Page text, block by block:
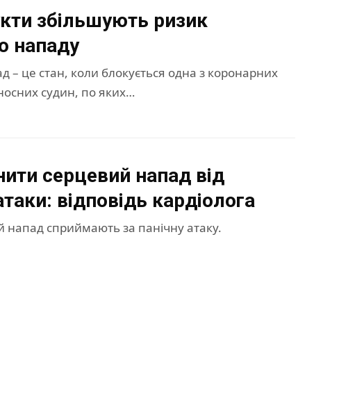
збільшують ризик
нападу
– це стан, коли блокується одна з коронарних
судин, по яких…
серцевий напад від
відповідь кардіолога
напад сприймають за панічну атаку.